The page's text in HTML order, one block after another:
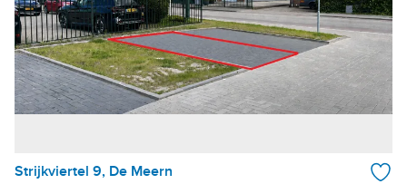
Strijkviertel 9, De Meern